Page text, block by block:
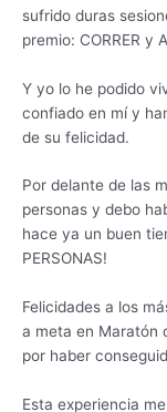
sufrido duras
premio: CORRER y
Y yo lo he podido
confiado en mí y
de su felicidad.
Por delante de las
personas y debo
hace ya un buen
PERSONAS!
Felicidades a los
a meta en Maratón
por haber
Esta experiencia